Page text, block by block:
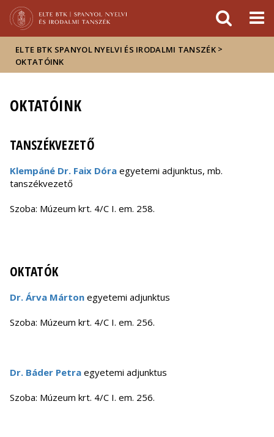
Hírek
Események
ELTE a
sajtóban
ELTE BTK SPANYOL NYELVI ÉS IRODALMI TANSZÉK >
OKTATÓINK
OKTATÓINK
TANSZÉKVEZETŐ
Klempáné Dr. Faix Dóra egyetemi adjunktus, mb.
tanszékvezető
Szoba: Múzeum krt. 4/C I. em. 258.
OKTATÓK
Dr. Árva Márton egyetemi adjunktus
Szoba: Múzeum krt. 4/C I. em. 256.
Dr. Báder Petra egyetemi adjunktus
Szoba: Múzeum krt. 4/C I. em. 256.